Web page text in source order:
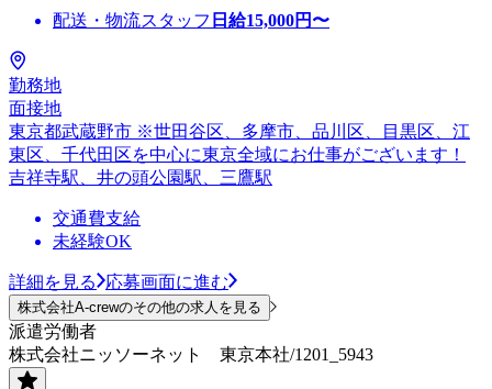
配送・物流スタッフ 日給15,000円〜
勤務地
面接地
東京都武蔵野市 ※世田谷区、多摩市、品川区、目黒区、江
東区、千代田区を中心に東京全域にお仕事がございます！
吉祥寺駅、井の頭公園駅、三鷹駅
交通費支給
未経験OK
詳細を見る 応募画面に進む
株式会社A-crewのその他の求人を見る
派遣労働者
株式会社ニッソーネット 東京本社/1201_5943